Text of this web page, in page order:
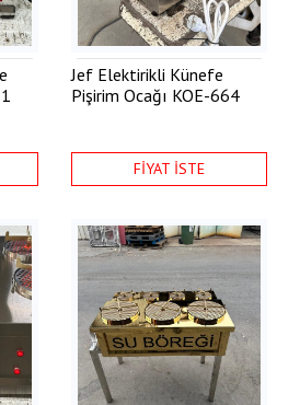
Jef Elektirikli Künefe
Pişirim Ocağı KOE-664
FİYAT İSTE